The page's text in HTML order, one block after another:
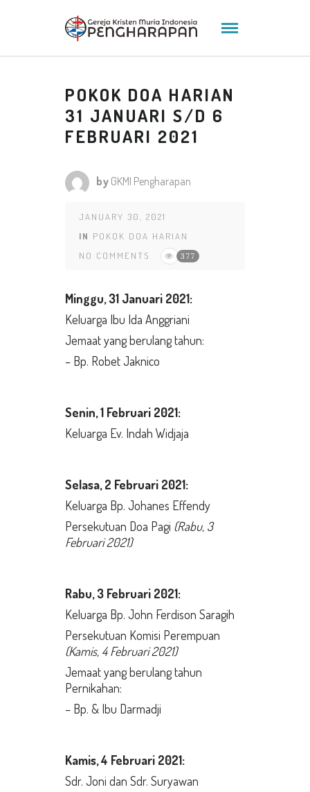
POKOK DOA HARIAN
31 JANUARI S/D 6
FEBRUARI 2021
by GKMI Pengharapan
JANUARY 30, 2021
IN POKOK DOA HARIAN
NO COMMENTS
377
Minggu, 31 Januari 2021:
Keluarga Ibu Ida Anggriani
Jemaat yang berulang tahun:
– Bp. Robet Jaknico
Senin,1 Februari 2021:
Keluarga Ev. Indah Widjaja
Selasa, 2 Februari 2021:
Keluarga Bp. Johanes Effendy
Persekutuan Doa Pagi (Rabu, 3
Februari 2021)
Rabu, 3 Februari 2021:
Keluarga Bp. John Ferdison Saragih
Persekutuan Komisi Perempuan
(Kamis, 4 Februari 2021)
Jemaat yang berulang tahun
Pernikahan:
– Bp. & Ibu Darmadji
Kamis,4 Februari 2021:
Sdr. Joni dan Sdr. Suryawan